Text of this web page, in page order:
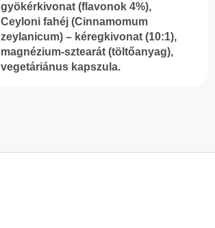
gyökérkivonat (flavonok 4%),
Ceyloni fahéj (Cinnamomum
zeylanicum) – kéregkivonat (10:1),
magnézium-sztearát (töltőanyag),
vegetáriánus kapszula.